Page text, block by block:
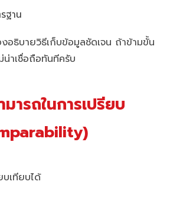
ฐาน
ธิบายวิธีเก็บข้อมูลชัดเจน ถ้าข้ามขั้น
าเชื่อถือทันทีครับ
ารถในการเปรียบ
บเทียบได้